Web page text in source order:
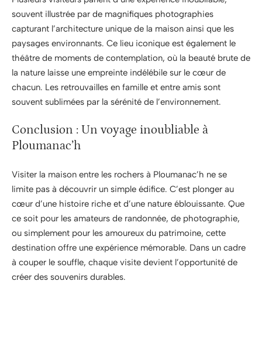
souvent illustrée par de magnifiques photographies
capturant l’architecture unique de la maison ainsi que les
paysages environnants. Ce lieu iconique est également le
théâtre de moments de contemplation, où la beauté brute de
la nature laisse une empreinte indélébile sur le cœur de
chacun. Les retrouvailles en famille et entre amis sont
souvent sublimées par la sérénité de l’environnement.
Conclusion : Un voyage inoubliable à
Ploumanac’h
Visiter la maison entre les rochers à Ploumanac’h ne se
limite pas à découvrir un simple édifice. C’est plonger au
cœur d’une histoire riche et d’une nature éblouissante. Que
ce soit pour les amateurs de randonnée, de photographie,
ou simplement pour les amoureux du patrimoine, cette
destination offre une expérience mémorable. Dans un cadre
à couper le souffle, chaque visite devient l’opportunité de
créer des souvenirs durables.